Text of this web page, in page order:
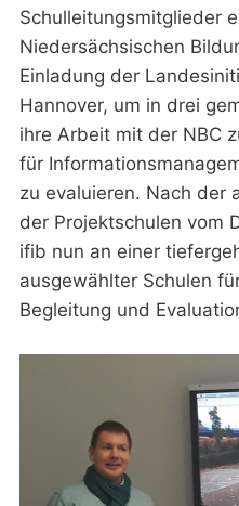
Schulleitungsmitglieder
Niedersächsischen
Einladung der
Hannover, um in drei
ihre Arbeit mit der NBC
für
zu evaluieren. Nach der
der Projektschulen vom
ifib nun an einer
ausgewählter Schulen
Begleitung und